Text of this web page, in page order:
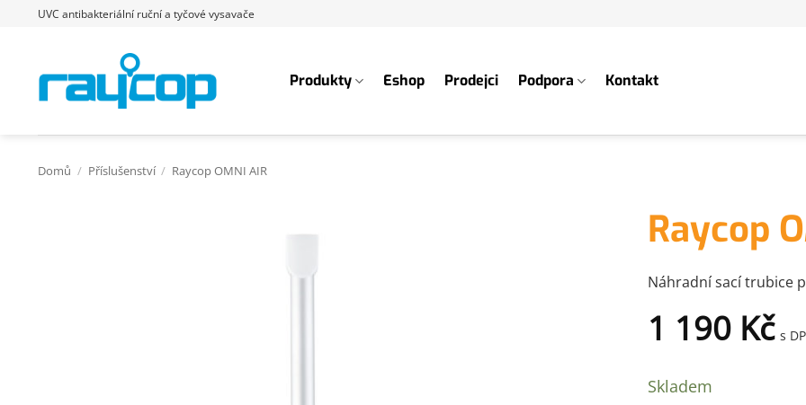
PřeskočitUVC antibakteriální ruční a tyčové vysavače
Produkty Eshop Prodejci Podpora Kontakt
Domů / Příslušenství / Raycop OMNI AIR
Raycop
Náhradní sací trubice
1 190 Kč s
Skladem